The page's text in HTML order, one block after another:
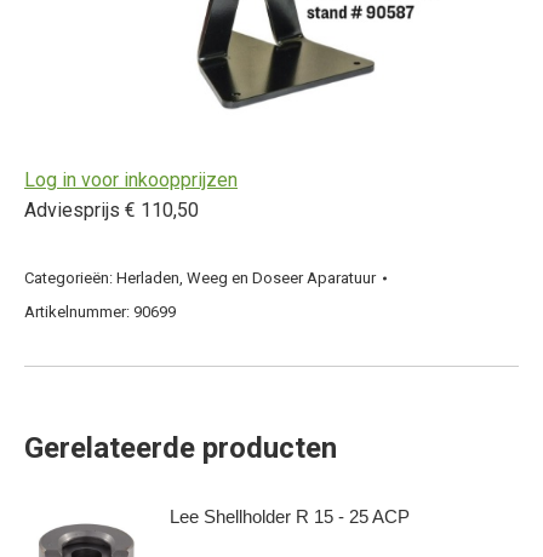
Log in voor inkoopprijzen
Adviesprijs € 110,50
Categorieën: Herladen, Weeg en Doseer Aparatuur
Artikelnummer: 90699
Gerelateerde producten
Lee Shellholder R 15 - 25 ACP